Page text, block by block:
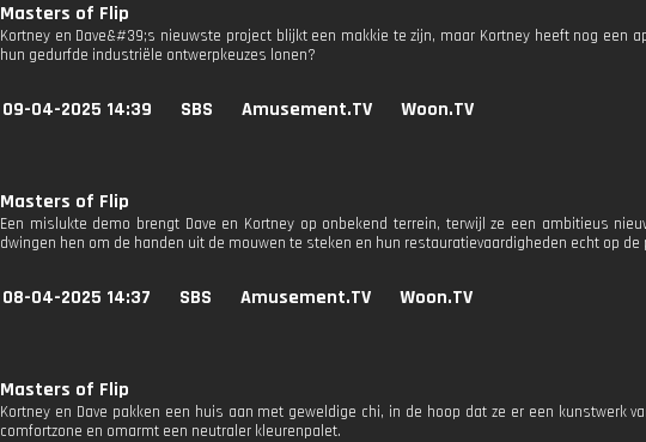
Masters of Flip
Kortney en Dave&#39;s nieuwste project blijkt een makkie te zijn, maar Kortney heeft nog een
hun gedurfde industriële ontwerpkeuzes lonen?
09-04-2025 14:39 SBS Amusement.TV Woon.TV
Masters of Flip
Een mislukte demo brengt Dave en Kortney op onbekend terrein, terwijl ze een ambitieus
dwingen hen om de handen uit de mouwen te steken en hun restauratievaardigheden echt op de
08-04-2025 14:37 SBS Amusement.TV Woon.TV
Masters of Flip
Kortney en Dave pakken een huis aan met geweldige chi, in de hoop dat ze er een kunstwerk
comfortzone en omarmt een neutraler kleurenpalet.